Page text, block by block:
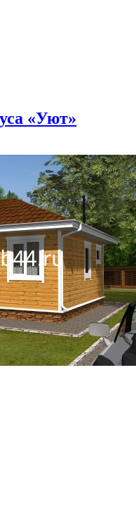
«Уют»